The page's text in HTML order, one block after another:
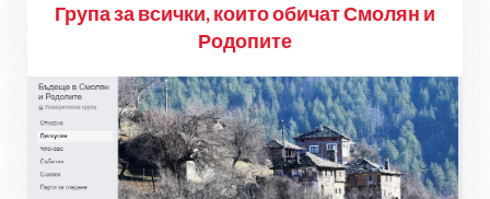
Група за всички, които обичат Смолян и
Родопите